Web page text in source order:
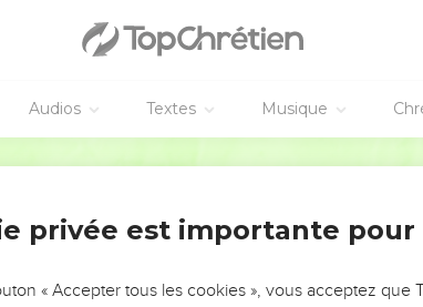
Audios Textes Musique
DE L’ANNÉE !
VOTRES ?
privée est importante pour
« Accepter tous les cookies », vous acceptez que